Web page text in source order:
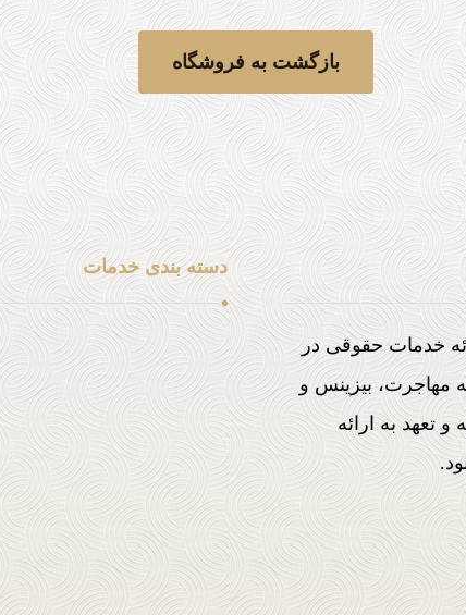
بازگشت به فروشگاه
در ارائه خدمات حقوقی در
مهاجرت، بیزینس و
تعهد به ارائه
دسته بندی خدمات
خدمات مهاجرتی
خدمات حقوقی شرکت ها
خدمات جنایی و کیفری
خدمات بنگاه معاملات ملکی
خدمات حقوقی خانواده
سایر خدمات حقوقی